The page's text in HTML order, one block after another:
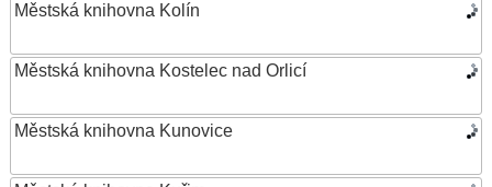
Městská knihovna Kolín
Městská knihovna Kostelec nad Orlicí
Městská knihovna Kunovice